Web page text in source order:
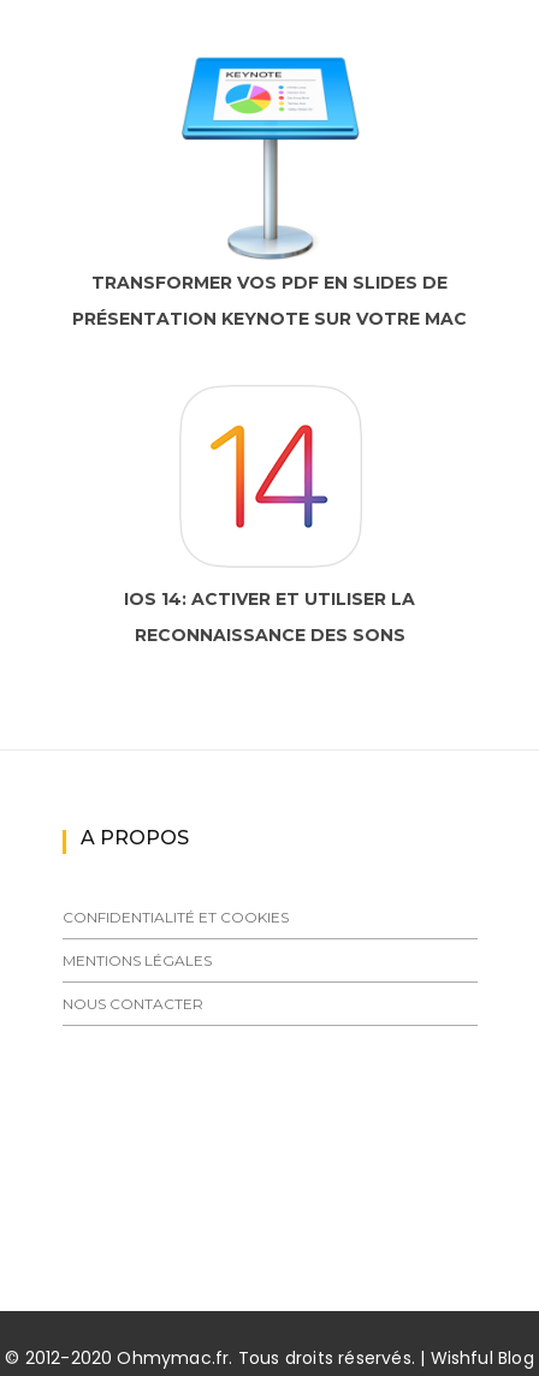
TRANSFORMER VOS PDF EN SLIDES DE
PRÉSENTATION KEYNOTE SUR VOTRE MAC
IOS 14: ACTIVER ET UTILISER LA
RECONNAISSANCE DES SONS
A PROPOS
CONFIDENTIALITÉ ET COOKIES
MENTIONS LÉGALES
NOUS CONTACTER
© 2012-2020 Ohmymac.fr. Tous droits réservés. | Wishful Blog